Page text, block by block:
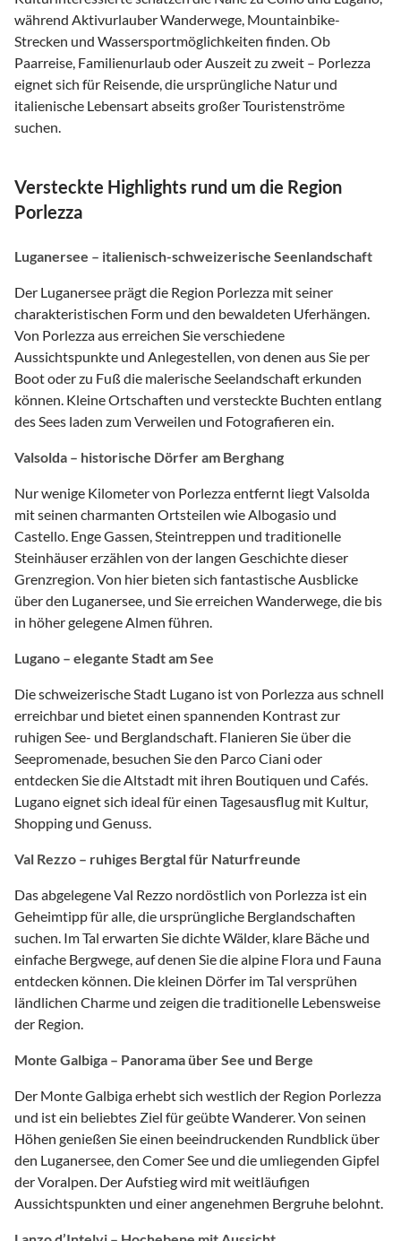
während Aktivurlauber Wanderwege, Mountainbike-
Strecken und Wassersportmöglichkeiten finden. Ob
Paarreise, Familienurlaub oder Auszeit zu zweit – Porlezza
eignet sich für Reisende, die ursprüngliche Natur und
italienische Lebensart abseits großer Touristenströme
suchen.
Versteckte Highlights rund um die Region
Porlezza
Luganersee – italienisch-schweizerische Seenlandschaft
Der Luganersee prägt die Region Porlezza mit seiner
charakteristischen Form und den bewaldeten Uferhängen.
Von Porlezza aus erreichen Sie verschiedene
Aussichtspunkte und Anlegestellen, von denen aus Sie per
Boot oder zu Fuß die malerische Seelandschaft erkunden
können. Kleine Ortschaften und versteckte Buchten entlang
des Sees laden zum Verweilen und Fotografieren ein.
Valsolda – historische Dörfer am Berghang
Nur wenige Kilometer von Porlezza entfernt liegt Valsolda
mit seinen charmanten Ortsteilen wie Albogasio und
Castello. Enge Gassen, Steintreppen und traditionelle
Steinhäuser erzählen von der langen Geschichte dieser
Grenzregion. Von hier bieten sich fantastische Ausblicke
über den Luganersee, und Sie erreichen Wanderwege, die bis
in höher gelegene Almen führen.
Lugano – elegante Stadt am See
Die schweizerische Stadt Lugano ist von Porlezza aus schnell
erreichbar und bietet einen spannenden Kontrast zur
ruhigen See- und Berglandschaft. Flanieren Sie über die
Seepromenade, besuchen Sie den Parco Ciani oder
entdecken Sie die Altstadt mit ihren Boutiquen und Cafés.
Lugano eignet sich ideal für einen Tagesausflug mit Kultur,
Shopping und Genuss.
Val Rezzo – ruhiges Bergtal für Naturfreunde
Das abgelegene Val Rezzo nordöstlich von Porlezza ist ein
Geheimtipp für alle, die ursprüngliche Berglandschaften
suchen. Im Tal erwarten Sie dichte Wälder, klare Bäche und
einfache Bergwege, auf denen Sie die alpine Flora und Fauna
entdecken können. Die kleinen Dörfer im Tal versprühen
ländlichen Charme und zeigen die traditionelle Lebensweise
der Region.
Monte Galbiga – Panorama über See und Berge
Der Monte Galbiga erhebt sich westlich der Region Porlezza
und ist ein beliebtes Ziel für geübte Wanderer. Von seinen
Höhen genießen Sie einen beeindruckenden Rundblick über
den Luganersee, den Comer See und die umliegenden Gipfel
der Voralpen. Der Aufstieg wird mit weitläufigen
Aussichtspunkten und einer angenehmen Bergruhe belohnt.